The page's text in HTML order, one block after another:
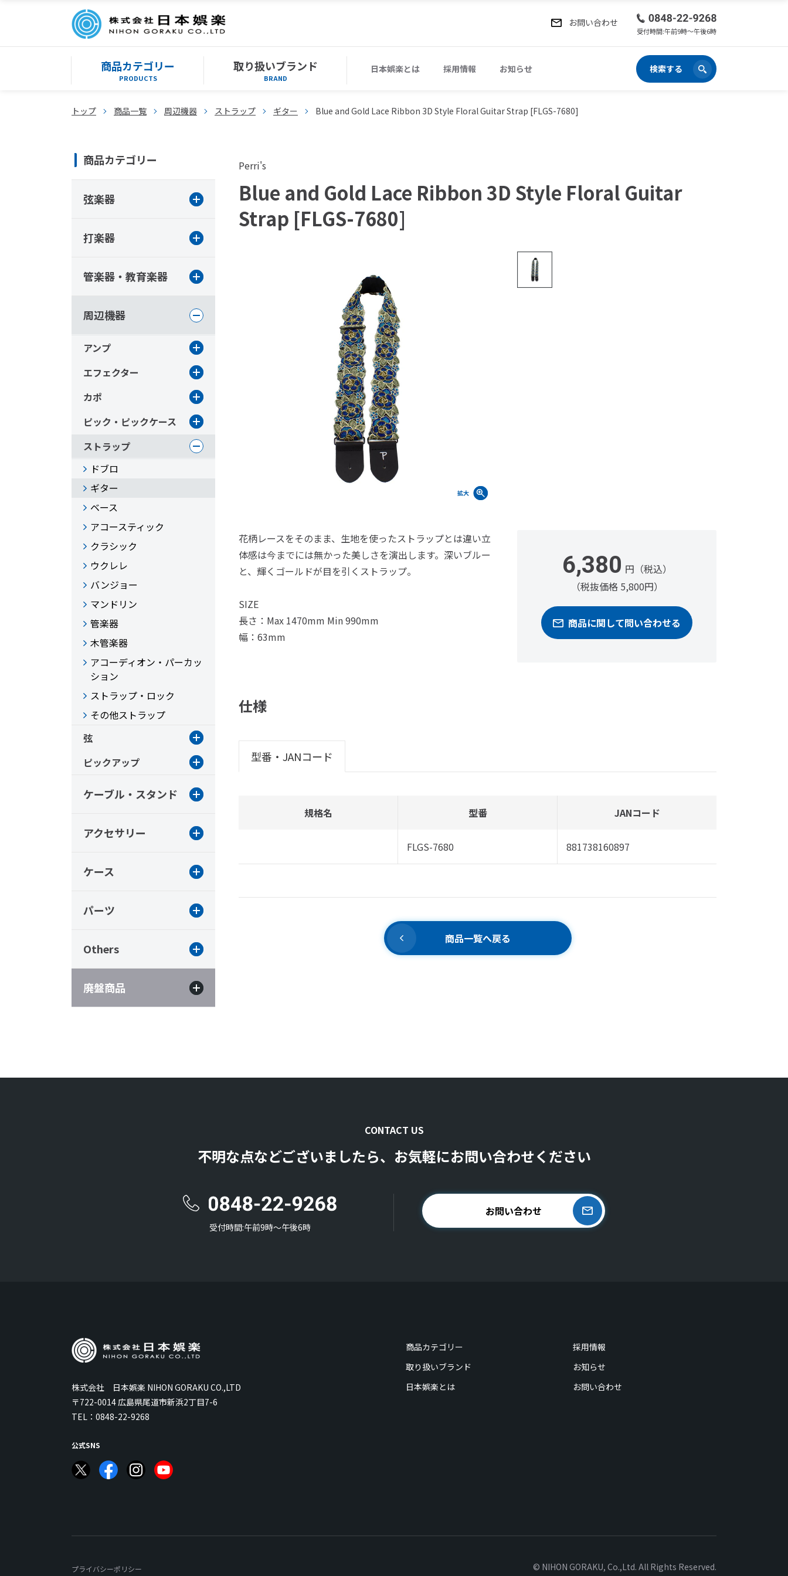
お問い合わせ
受付時間:午前9時〜午後6時
商品カテゴリー
PRODUCTS
取り扱いブランド
BRAND
日本娯楽とは 採用情報 お知らせ 検索する
トップ 商品一覧 周辺機器 ストラップ ギター Blue and Gold Lace Ribbon 3D Style Floral Guitar Strap [FLGS-7680]
Perri's
Blue and Gold Lace Ribbon 3D Style Floral Guitar
Strap [FLGS-7680]
花柄レースをそのまま、生地を使ったストラップとは違い立
体感は今までには無かった美しさを演出します。深いブルー
と、輝くゴールドが目を引くストラップ。
SIZE
長さ：Max 1470mm Min 990mm
幅：63mm
6,380 円（税込）
（税抜価格 5,800円）
商品に関して問い合わせる
仕様
型番・JANコード
規格名 型番 JANコード
FLGS-7680 881738160897
商品一覧へ戻る
商品カテゴリー
弦楽器
打楽器
管楽器・教育楽器
周辺機器
アンプ
エフェクター
カポ
ピック・ピックケース
ストラップ
ドブロ
ギター
ベース
アコースティック
クラシック
ウクレレ
バンジョー
マンドリン
管楽器
木管楽器
アコーディオン・パーカッ
ション
ストラップ・ロック
その他ストラップ
弦
ピックアップ
ケーブル・スタンド
アクセサリー
ケース
パーツ
Others
廃盤商品
CONTACT US
不明な点などございましたら、お気軽にお問い合わせください
受付時間:午前9時〜午後6時
お問い合わせ
株式会社 日本娯楽 NIHON GORAKU CO.,LTD
〒722-0014 広島県尾道市新浜2丁目7-6
TEL： 0848-22-9268
公式SNS
商品カテゴリー
採用情報
取り扱いブランド
お知らせ
日本娯楽とは
お問い合わせ
プライバシーポリシー © NIHON GORAKU, Co.,Ltd. All Rights Reserved.